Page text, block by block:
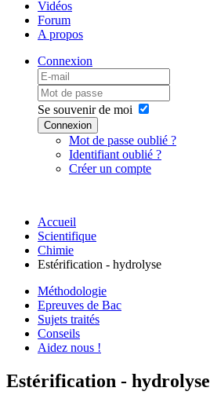
Vidéos
Forum
A propos
Connexion
Se souvenir de moi
Connexion
Mot de passe oublié ?
Identifiant oublié ?
Créer un compte
Accueil
Scientifique
Chimie
Estérification - hydrolyse
Méthodologie
Epreuves de Bac
Sujets traités
Conseils
Aidez nous !
Estérification - hydrolyse